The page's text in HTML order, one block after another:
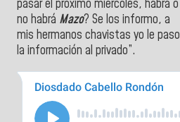
pasar el próximo miércoles, habrá o
no habrá Mazo? Se los informo, a
mis hermanos chavistas yo le paso
la información al privado”.